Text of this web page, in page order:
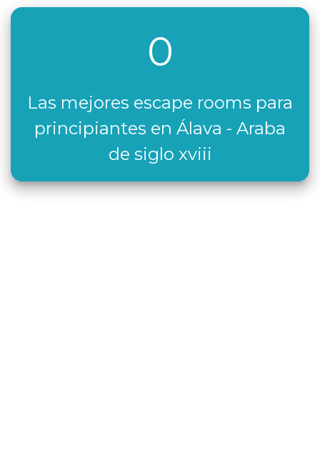
0
Las mejores escape rooms para
principiantes en Álava - Araba
de siglo xviii